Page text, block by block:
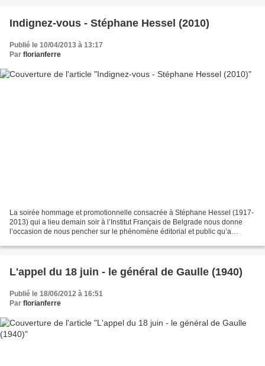
Indignez-vous - Stéphane Hessel (2010)
Publié le 10/04/2013 à 13:17
Par florianferre
La soirée hommage et promotionnelle consacrée à Stéphane Hessel (1917-
2013) qui a lieu demain soir à l’Institut Français de Belgrade nous donne
l’occasion de nous pencher sur le phénomène éditorial et public qu’a
L'appel du 18 juin - le général de Gaulle (1940)
Publié le 18/06/2012 à 16:51
Par florianferre